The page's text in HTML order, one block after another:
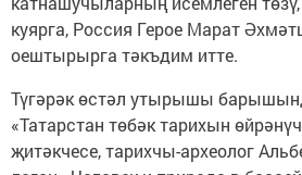
куярга, Россия Герое Марат
оештырырга тәкъдим итте.
Түгәрәк өстәл утырышы
«Татарстан төбәк тарихын
җитәкчесе, тарихчы-архео­лог